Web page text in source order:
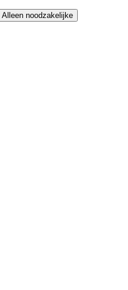
Alleen noodzakelijke